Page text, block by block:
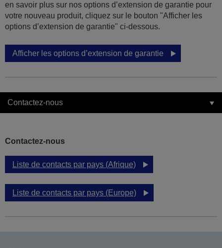
en savoir plus sur nos options d’extension de garantie pour
votre nouveau produit, cliquez sur le bouton "Afficher les
options d’extension de garantie" ci-dessous.
Afficher les options d’extension de garantie
Contactez-nous
Contactez-nous
Liste de contacts par pays (Afrique)
Liste de contacts par pays (Europe)